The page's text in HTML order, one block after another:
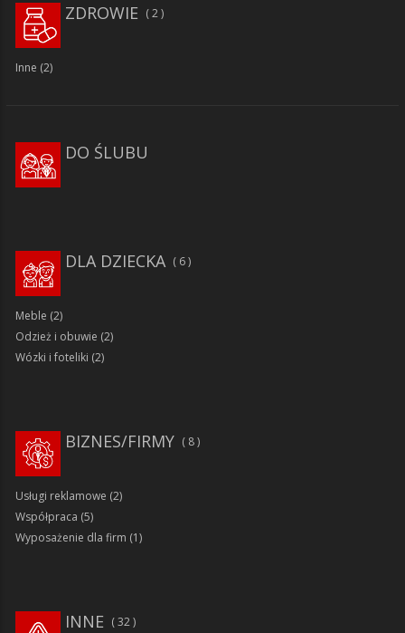
ZDROWIE 2
Inne (2)
DO ŚLUBU
6
DLA DZIECKA
Meble (2)
Odzież i obuwie (2)
Wózki i foteliki (2)
8
BIZNES/FIRMY
Usługi reklamowe (2)
Współpraca (5)
Wyposażenie dla firm (1)
32
INNE